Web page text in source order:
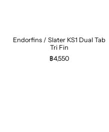
Endorfins / Slater KS1 Dual Tab
Tri Fin
฿4,550